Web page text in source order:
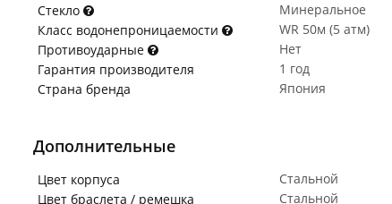
Стекло
Минеральное
Класс водонепроницаемости
WR 50м (5 атм)
Противоударные
Нет
Гарантия производителя
1 год
Страна бренда
Япония
Дополнительные
Цвет корпуса
Стальной
Цвет браслета / ремешка
Стальной